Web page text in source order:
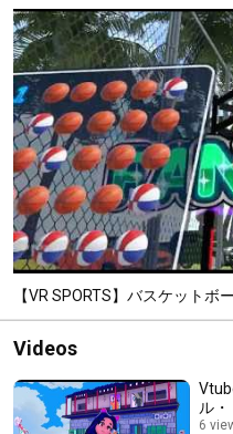
【VR SPORTS】バスケットボ
Videos
ル
6